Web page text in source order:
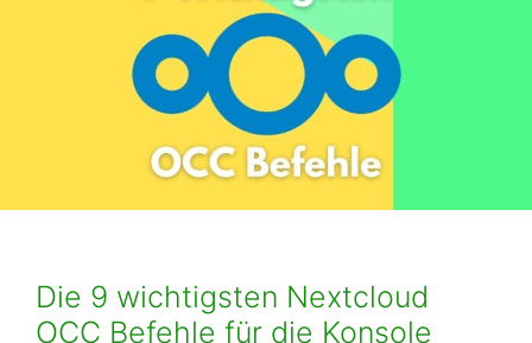
Die 9 wichtigsten Nextcloud
OCC Befehle für die Konsole